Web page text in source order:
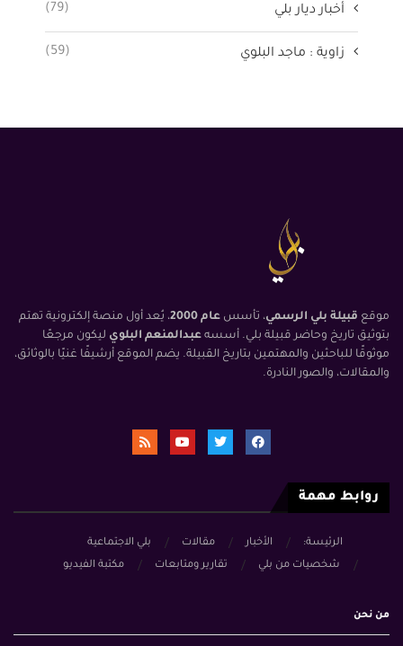
أخبار ديار بلي (79)
زاوية : ماجد البلوي (59)
موقع قبيلة بلي الرسمي، تأسس عام 2000
، يُعد أول منصة إلكترونية تهتم
بتوثيق تاريخ وحاضر قبيلة بلي. أسسه عبدالمنعم البلوي ليكون مرجعًا
موثوقًا للباحثين والمهتمين بتاريخ القبيلة. يضم الموقع أرشيفًا غنيًا بالوثائق،
والمقالات، والصور النادرة.
روابط مهمة
الرئيسة: الأخبار مقالات
بلي الاجتماعية
شخصيات من بلي
تقارير ومتابعات مكتبة الفيديو
من نحن